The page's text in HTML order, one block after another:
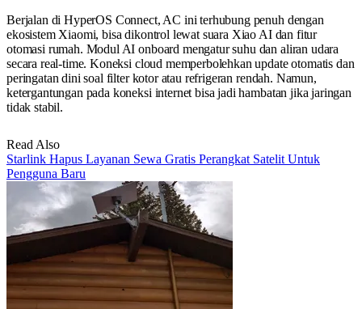
Berjalan di HyperOS Connect, AC ini terhubung penuh dengan
ekosistem Xiaomi, bisa dikontrol lewat suara Xiao AI dan fitur
otomasi rumah. Modul AI onboard mengatur suhu dan aliran udara
secara real-time. Koneksi cloud memperbolehkan update otomatis dan
peringatan dini soal filter kotor atau refrigeran rendah. Namun,
ketergantungan pada koneksi internet bisa jadi hambatan jika jaringan
tidak stabil.
Read Also
Starlink Hapus Layanan Sewa Gratis Perangkat Satelit Untuk
Pengguna Baru